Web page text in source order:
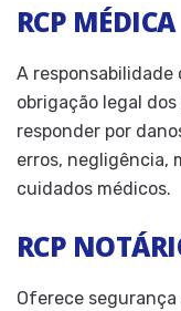
RCP MÉDICA
A
obrigação legal
responder por
erros, negligência,
cuidados médicos.
RCP
Oferece